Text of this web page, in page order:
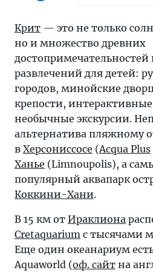
Крит — это не только
но и множество древних
развлечений для детей:
городов, минойские
крепости,
необычные экскурсии.
альтернатива пляжному
в Херсониссосе (Acqua Plus
Ханье (Limnoupolis), а
популярный аквапарк
Коккини-Хани.
В 15 км от Ираклиона
Cretaquarium с тысячами
Еще один океанариум
Aquaworld (оф. сайт на